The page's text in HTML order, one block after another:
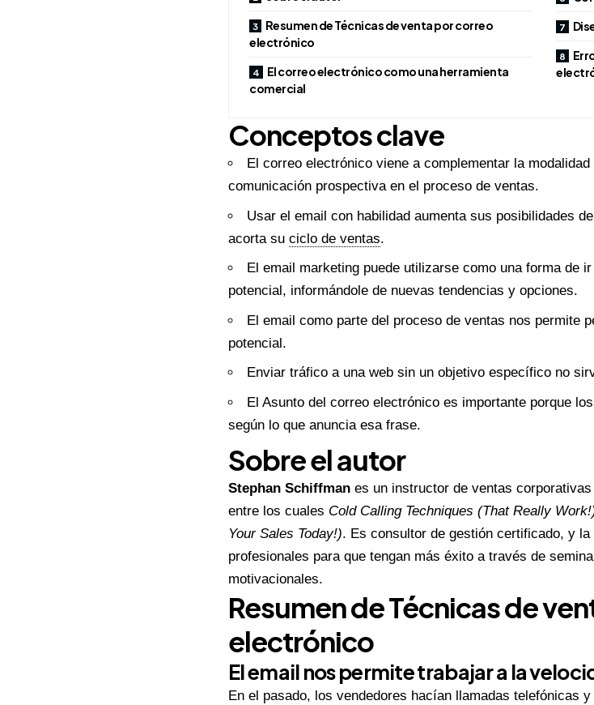
Resumen de Técnicas de venta por correo
electrónico
El correo electrónico como una herramienta
comercial
Conceptos clave
El correo electrónico viene a complementar la
comunicación prospectiva en el proceso de ventas.
Usar el email con habilidad aumenta sus posibilidades
acorta su ciclo de ventas.
El email marketing puede utilizarse como una forma de
potencial, informándole de nuevas tendencias y opciones.
El email como parte del proceso de ventas nos permite
potencial.
Enviar tráfico a una web sin un objetivo específico no
El Asunto del correo electrónico es importante porque
según lo que anuncia esa frase.
Sobre el autor
Stephan Schiffman es un instructor de ventas
entre los cuales Cold Calling Techniques (That Really
Your Sales Today!). Es consultor de gestión certificado, y
profesionales para que tengan más éxito a través de
motivacionales.
Resumen de Técnicas de
electrónico
El email nos permite trabajar a la
En el pasado, los vendedores hacían llamadas telefónicas